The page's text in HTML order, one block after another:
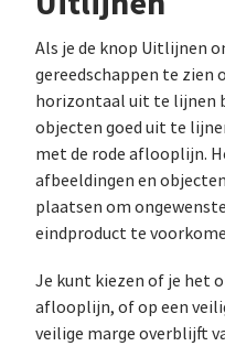
Als je de knop Uitlijnen
gereedschappen te zien
horizontaal uit te lijnen
objecten goed uit te
met de rode aflooplijn.
afbeeldingen en
plaatsen om
eindproduct te
Je kunt kiezen of je het
aflooplijn, of op een
veilige marge overblijft